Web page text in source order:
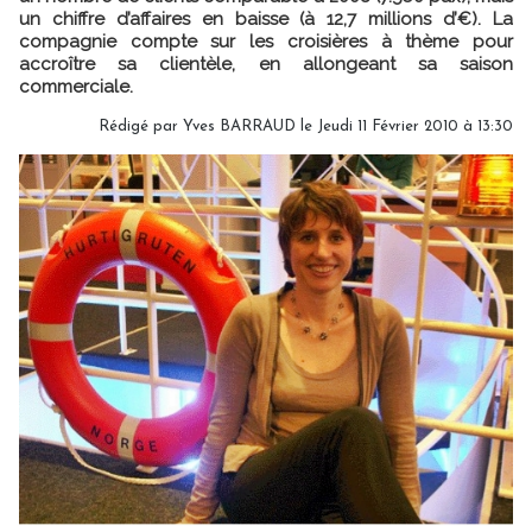
un chiffre d’affaires en baisse (à 12,7 millions d’€). La
compagnie compte sur les croisières à thème pour
accroître sa clientèle, en allongeant sa saison
commerciale.
Rédigé par Yves BARRAUD le Jeudi 11 Février 2010 à 13:30